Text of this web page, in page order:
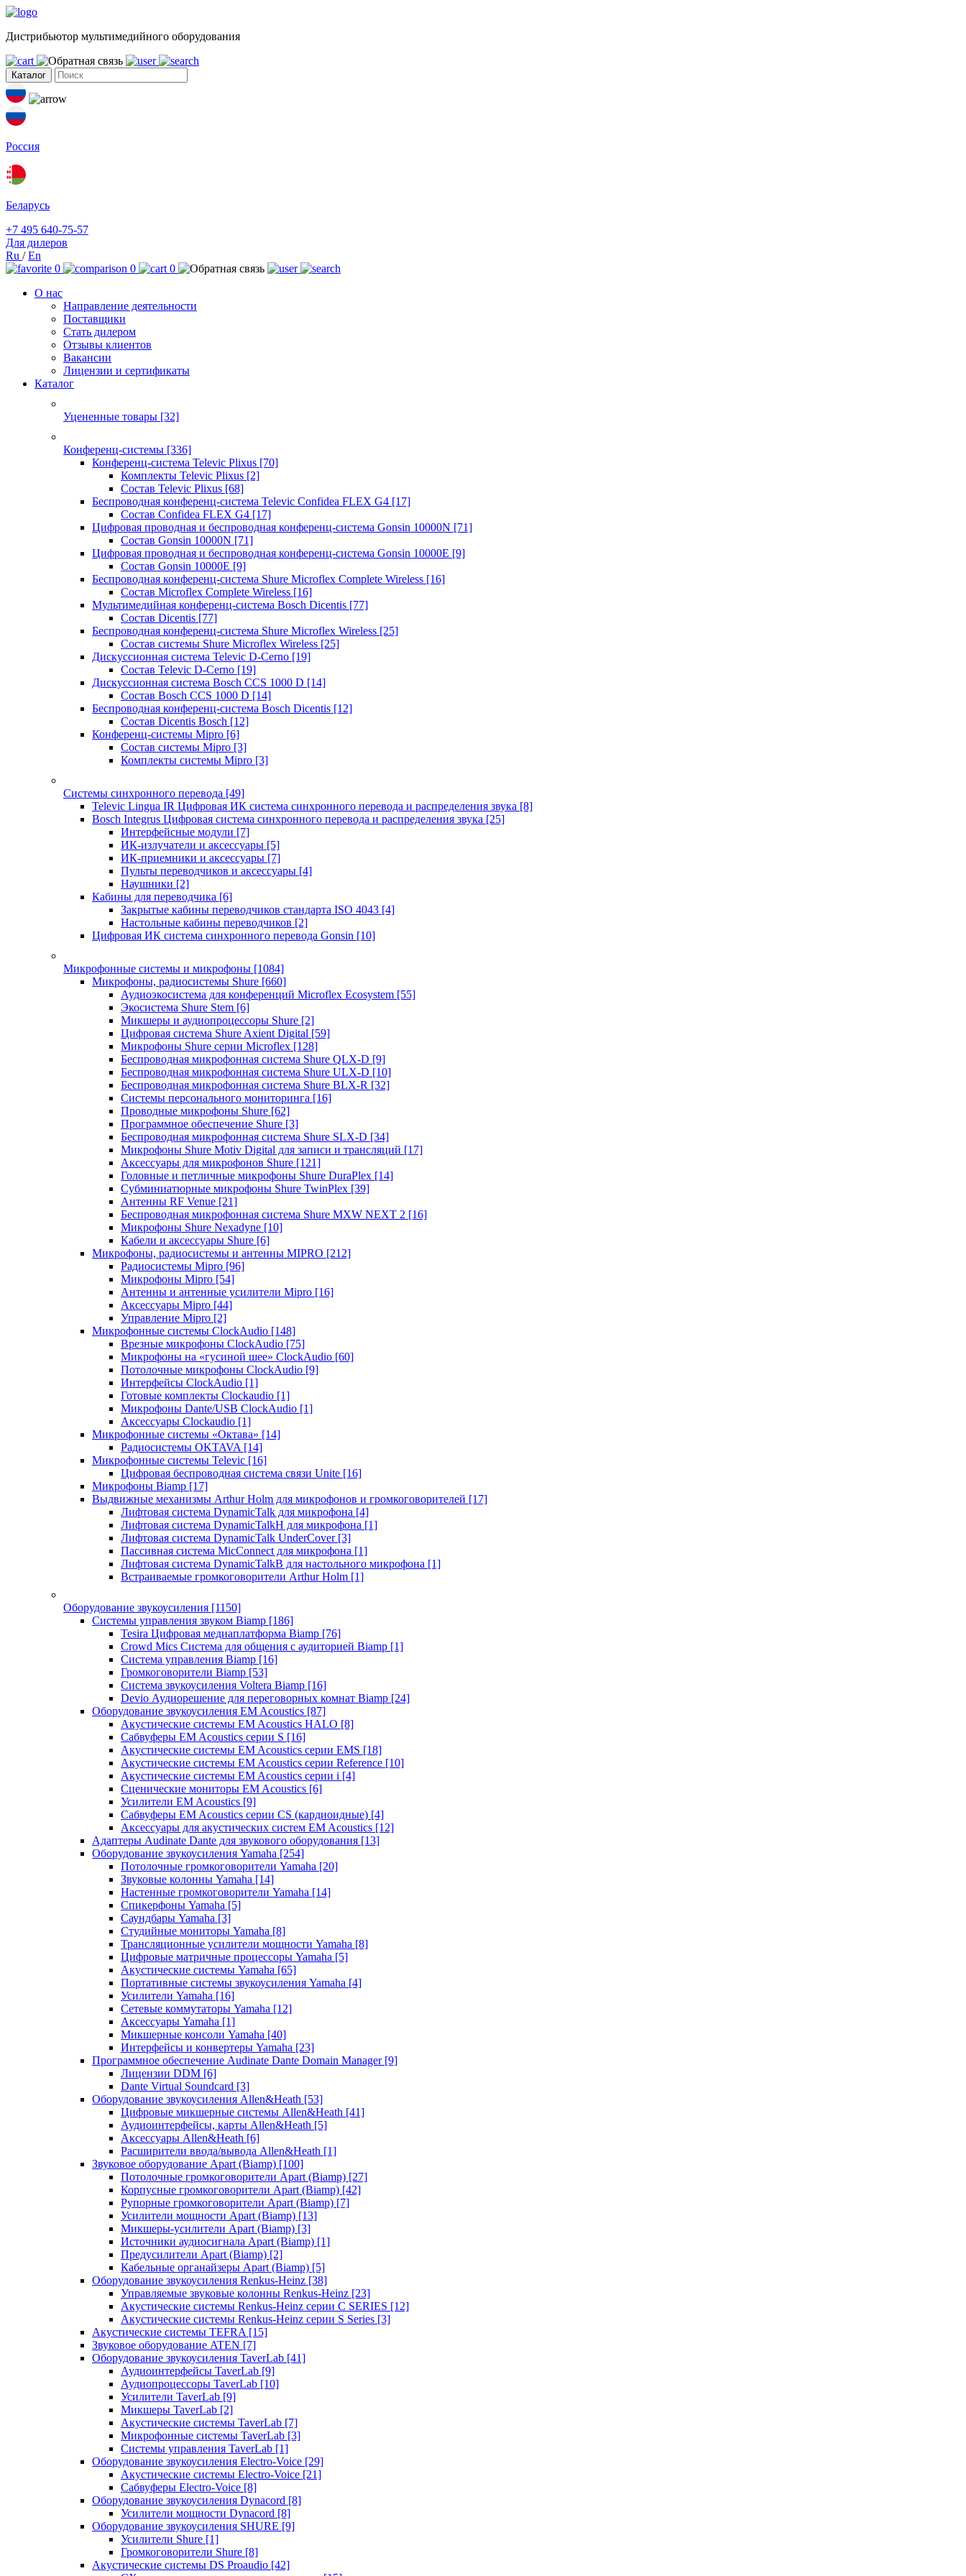
Дистрибьютор мультимедийного оборудования
Каталог
Россия
Беларусь
+7 495 640-75-57
Для дилеров
Ru /En
0
0
0
О нас
Направление деятельности
Поставщики
Стать дилером
Отзывы клиентов
Вакансии
Лицензии и сертификаты
Каталог
Уцененные товары [32]
Конференц-системы [336]
Конференц-система Televic Plixus [70]
Комплекты Televic Plixus [2]
Состав Televic Plixus [68]
Беспроводная конференц-система Televic Confidea FLEX G4 [17]
Состав Confidea FLEX G4 [17]
Цифровая проводная и беспроводная конференц-система Gonsin 10000N [71]
Состав Gonsin 10000N [71]
Цифровая проводная и беспроводная конференц-система Gonsin 10000E [9]
Состав Gonsin 10000E [9]
Беспроводная конференц-система Shure Microflex Complete Wireless [16]
Состав Microflex Complete Wireless [16]
Мультимедийная конференц-система Bosch Dicentis [77]
Состав Dicentis [77]
Беспроводная конференц-система Shure Microflex Wireless [25]
Состав системы Shure Microflex Wireless [25]
Дискуссионная система Televic D-Cerno [19]
Состав Televic D-Cerno [19]
Дискуссионная система Bosch CCS 1000 D [14]
Состав Bosch CCS 1000 D [14]
Беспроводная конференц-система Bosch Dicentis [12]
Состав Dicentis Bosch [12]
Конференц-системы Mipro [6]
Состав системы Mipro [3]
Комплекты системы Mipro [3]
Системы синхронного перевода [49]
Televic Lingua IR Цифровая ИК система синхронного перевода и распределения звука [8]
Bosch Integrus Цифровая система синхронного перевода и распределения звука [25]
Интерфейсные модули [7]
ИК-излучатели и аксессуары [5]
ИК-приемники и аксессуары [7]
Пульты переводчиков и аксессуары [4]
Наушники [2]
Кабины для переводчика [6]
Закрытые кабины переводчиков стандарта ISO 4043 [4]
Настольные кабины переводчиков [2]
Цифровая ИК система синхронного перевода Gonsin [10]
Микрофонные системы и микрофоны [1084]
Микрофоны, радиосистемы Shure [660]
Аудиоэкосистема для конференций Microflex Ecosystem [55]
Экосистема Shure Stem [6]
Микшеры и аудиопроцессоры Shure [2]
Цифровая система Shure Axient Digital [59]
Микрофоны Shure серии Microflex [128]
Беспроводная микрофонная система Shure QLX-D [9]
Беспроводная микрофонная система Shure ULX-D [10]
Беспроводная микрофонная система Shure BLX-R [32]
Системы персонального мониторинга [16]
Проводные микрофоны Shure [62]
Программное обеспечение Shure [3]
Беспроводная микрофонная система Shure SLX-D [34]
Микрофоны Shure Motiv Digital для записи и трансляций [17]
Аксессуары для микрофонов Shure [121]
Головные и петличные микрофоны Shure DuraPlex [14]
Субминиатюрные микрофоны Shure TwinPlex [39]
Антенны RF Venue [21]
Беспроводная микрофонная система Shure MXW NEXT 2 [16]
Микрофоны Shure Nexadyne [10]
Кабели и аксессуары Shure [6]
Микрофоны, радиосистемы и антенны MIPRO [212]
Радиосистемы Mipro [96]
Микрофоны Mipro [54]
Антенны и антенные усилители Mipro [16]
Аксессуары Mipro [44]
Управление Mipro [2]
Микрофонные системы ClockAudio [148]
Врезные микрофоны ClockAudio [75]
Микрофоны на «гусиной шее» ClockAudio [60]
Потолочные микрофоны ClockAudio [9]
Интерфейсы ClockAudio [1]
Готовые комплекты Clockaudio [1]
Микрофоны Dante/USB ClockAudio [1]
Аксессуары Clockaudio [1]
Микрофонные системы «Октава» [14]
Радиосистемы OKTAVA [14]
Микрофонные системы Televic [16]
Цифровая беспроводная система связи Unite [16]
Микрофоны Biamp [17]
Выдвижные механизмы Arthur Holm для микрофонов и громкоговорителей [17]
Лифтовая система DynamicTalk для микрофона [4]
Лифтовая система DynamicTalkH для микрофона [1]
Лифтовая система DynamicTalk UnderCover [3]
Пассивная система MicConnect для микрофона [1]
Лифтовая система DynamicTalkB для настольного микрофона [1]
Встраиваемые громкоговорители Arthur Holm [1]
Оборудование звукоусиления [1150]
Системы управления звуком Biamp [186]
Tesira Цифровая медиаплатформа Biamp [76]
Crowd Mics Система для общения с аудиторией Biamp [1]
Система управления Biamp [16]
Громкоговорители Biamp [53]
Система звукоусиления Voltera Biamp [16]
Devio Аудиорешение для переговорных комнат Biamp [24]
Оборудование звукоусиления EM Acoustics [87]
Акустические системы EM Acoustics HALO [8]
Сабвуферы EM Acoustics серии S [16]
Акустические системы EM Acoustics серии EMS [18]
Акустические системы EM Acoustics серии Reference [10]
Акустические системы EM Acoustics серии i [4]
Сценические мониторы EM Acoustics [6]
Усилители EM Acoustics [9]
Сабвуферы EM Acoustics серии CS (кардиоидные) [4]
Аксессуары для акустических систем EM Acoustics [12]
Адаптеры Audinate Dante для звукового оборудования [13]
Оборудование звукоусиления Yamaha [254]
Потолочные громкоговорители Yamaha [20]
Звуковые колонны Yamaha [14]
Настенные громкоговорители Yamaha [14]
Спикерфоны Yamaha [5]
Саундбары Yamaha [3]
Студийные мониторы Yamaha [8]
Трансляционные усилители мощности Yamaha [8]
Цифровые матричные процессоры Yamaha [5]
Акустические системы Yamaha [65]
Портативные системы звукоусиления Yamaha [4]
Усилители Yamaha [16]
Сетевые коммутаторы Yamaha [12]
Аксессуары Yamaha [1]
Микшерные консоли Yamaha [40]
Интерфейсы и конвертеры Yamaha [23]
Программное обеспечение Audinate Dante Domain Manager [9]
Лицензии DDM [6]
Dante Virtual Soundcard [3]
Оборудование звукоусиления Allen&Heath [53]
Цифровые микшерные системы Allen&Heath [41]
Аудиоинтерфейсы, карты Allen&Heath [5]
Аксессуары Allen&Heath [6]
Расширители ввода/вывода Allen&Heath [1]
Звуковое оборудование Apart (Biamp) [100]
Потолочные громкоговорители Apart (Biamp) [27]
Корпусные громкоговорители Apart (Biamp) [42]
Рупорные громкоговорители Apart (Biamp) [7]
Усилители мощности Apart (Biamp) [13]
Микшеры-усилители Apart (Biamp) [3]
Источники аудиосигнала Apart (Biamp) [1]
Предусилители Apart (Biamp) [2]
Кабельные органайзеры Apart (Biamp) [5]
Оборудование звукоусиления Renkus-Heinz [38]
Управляемые звуковые колонны Renkus-Heinz [23]
Акустические системы Renkus-Heinz серии C SERIES [12]
Акустические системы Renkus-Heinz серии S Series [3]
Акустические системы TEFRA [15]
Звуковое оборудование ATEN [7]
Оборудование звукоусиления TaverLab [41]
Аудиоинтерфейсы TaverLab [9]
Аудиопроцессоры TaverLab [10]
Усилители TaverLab [9]
Микшеры TaverLab [2]
Акустические системы TaverLab [7]
Микрофонные системы TaverLab [3]
Системы управления TaverLab [1]
Оборудование звукоусиления Electro-Voice [29]
Акустические системы Electro-Voice [21]
Сабвуферы Electro-Voice [8]
Оборудование звукоусиления Dynacord [8]
Усилители мощности Dynacord [8]
Оборудование звукоусиления SHURE [9]
Усилители Shure [1]
Громкоговорители Shure [8]
Акустические системы DS Proaudio [42]